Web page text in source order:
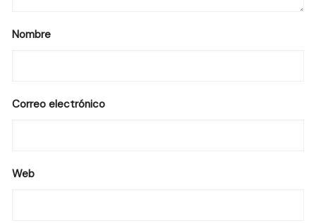
Nombre
Correo electrónico
Web